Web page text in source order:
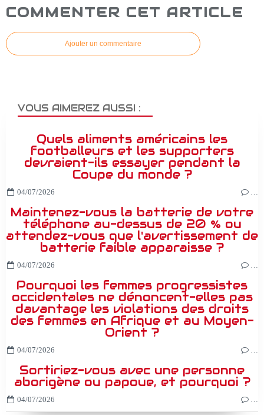
COMMENTER CET ARTICLE
Ajouter un commentaire
VOUS AIMEREZ AUSSI :
Quels aliments américains les
footballeurs et les supporters
devraient-ils essayer pendant la
Coupe du monde ?
04/07/2026 …
Maintenez-vous la batterie de votre
téléphone au-dessus de 20 % ou
attendez-vous que l'avertissement de
batterie faible apparaisse ?
04/07/2026 …
Pourquoi les femmes progressistes
occidentales ne dénoncent-elles pas
davantage les violations des droits
des femmes en Afrique et au Moyen-
Orient ?
04/07/2026 …
Sortiriez-vous avec une personne
aborigène ou papoue, et pourquoi ?
04/07/2026 …